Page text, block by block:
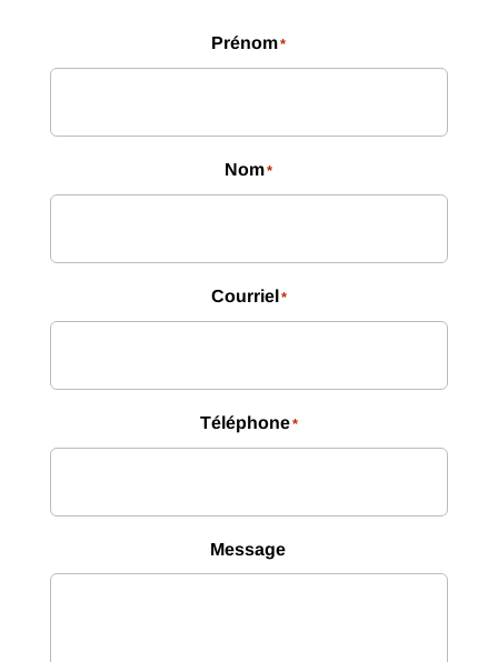
Prénom*
Nom*
Courriel*
Téléphone*
Message